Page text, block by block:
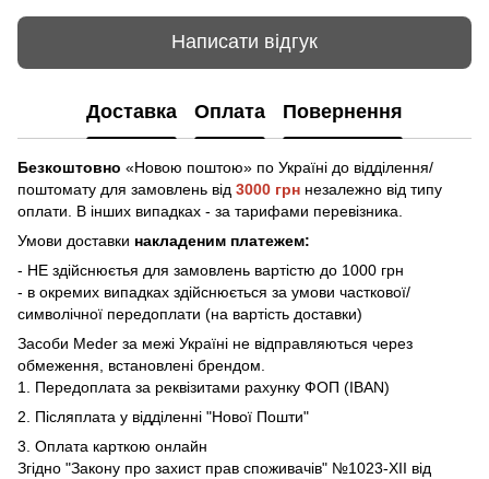
Написати відгук
Доставка Оплата Повернення
Безкоштовно «Новою поштою» по Україні до відділення/
поштомату для замовлень від 3000 грн незалежно від типу
оплати. В інших випадках - за тарифами перевізника.
Умови доставки накладеним платежем:
- НЕ здійснюєтья для замовлень вартістю до 1000 грн
- в окремих випадках здійснюється за умови часткової/
символічної передоплати (на вартість доставки)
Засоби Meder за межі Україні не відправляються через
обмеження, встановлені брендом.
1. Передоплата за реквізитами рахунку ФОП (IBAN)
2. Післяплата у відділенні "Нової Пошти"
3. Оплата карткою онлайн
Згідно "Закону про захист прав споживачів" №1023-XII від